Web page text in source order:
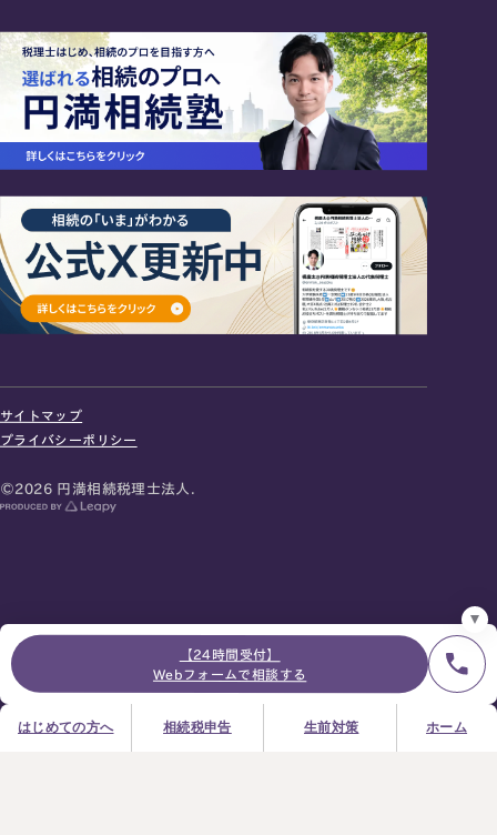
【24時間受付】
Webフォームで相談する
はじめての方へ 相続税申告 生前対策 ホーム
サイトマップ
プライバシーポリシー
©2026 円満相続税理士法人.